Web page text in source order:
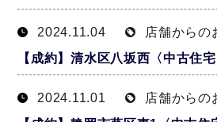
2024.11.04
店舗からの
【成約】清水区八坂西〈中古住
2024.11.01
店舗からの